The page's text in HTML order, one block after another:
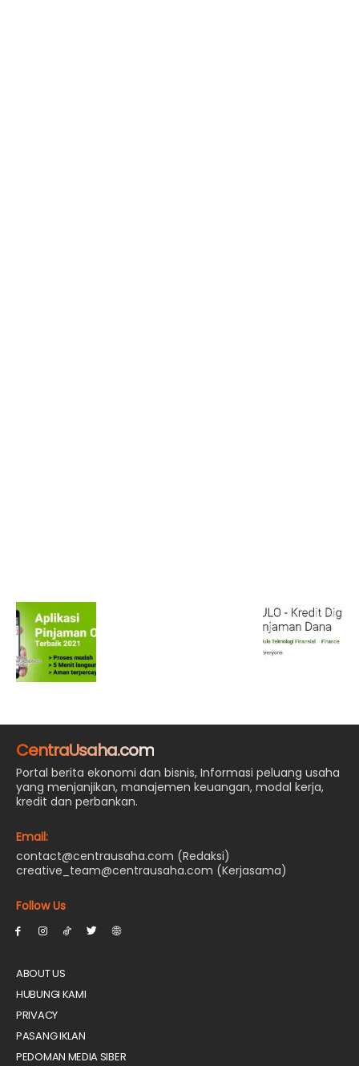
CentraUsaha.com
Portal berita ekonomi dan bisnis, Informasi peluang usaha
yang menjanjikan, manajemen keuangan, modal kerja,
kredit dan perbankan.
Email:
contact@centrausaha.com (Redaksi)
creative_team@centrausaha.com (Kerjasama)
Follow Us
ABOUT US
HUBUNGI KAMI
PRIVACY
PASANG IKLAN
PEDOMAN MEDIA SIBER